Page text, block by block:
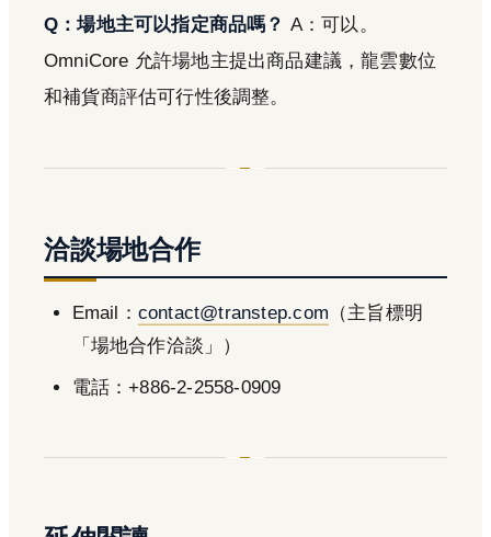
Q：場地主可以指定商品嗎？ A：可以。
OmniCore 允許場地主提出商品建議，龍雲數位
和補貨商評估可行性後調整。
洽談場地合作
Email： contact@transtep.com （主旨標明
「場地合作洽談」）
電話：+886-2-2558-0909